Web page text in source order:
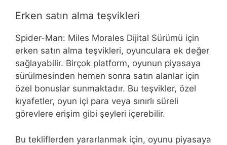
Erken satın alma teşvikleri
Spider-Man: Miles Morales Dijital Sürümü için
erken satın alma teşvikleri, oyunculara ek değer
sağlayabilir. Birçok platform, oyunun piyasaya
sürülmesinden hemen sonra satın alanlar için
özel bonuslar sunmaktadır. Bu teşvikler, özel
kıyafetler, oyun içi para veya sınırlı süreli
görevlere erişim gibi şeyleri içerebilir.
Bu tekliflerden yararlanmak için, oyunu piyasaya